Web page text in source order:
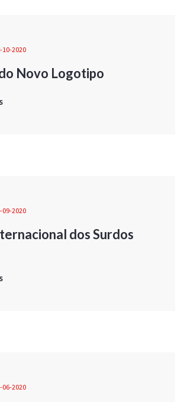
10-2020
Novo Logotipo
09-2020
dos Surdos
06-2020